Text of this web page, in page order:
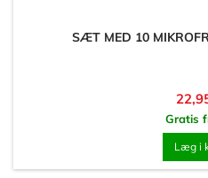
SÆT MED 10
Pris
Gratis
Læg i